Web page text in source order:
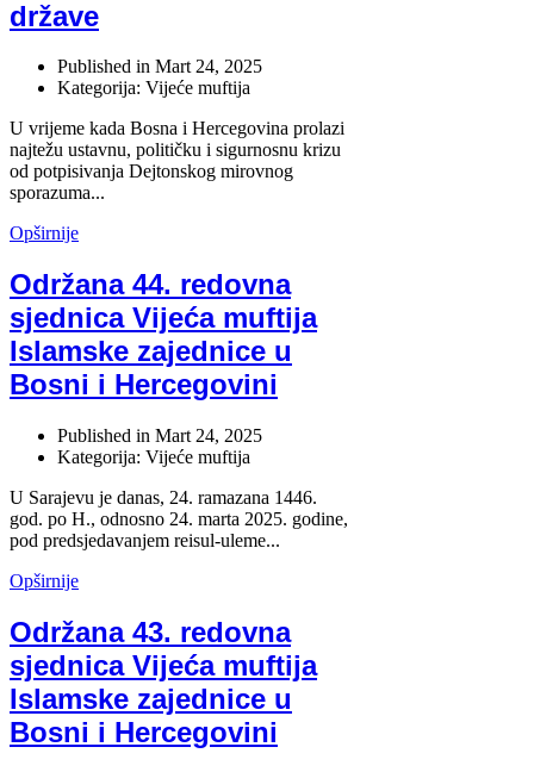
države
Published in Mart 24, 2025
Kategorija: Vijeće muftija
U vrijeme kada Bosna i Hercegovina prolazi
najtežu ustavnu, političku i sigurnosnu krizu
od potpisivanja Dejtonskog mirovnog
sporazuma...
Opširnije
Održana 44. redovna
sjednica Vijeća muftija
Islamske zajednice u
Bosni i Hercegovini
Published in Mart 24, 2025
Kategorija: Vijeće muftija
U Sarajevu je danas, 24. ramazana 1446.
god. po H., odnosno 24. marta 2025. godine,
pod predsjedavanjem reisul-uleme...
Opširnije
Održana 43. redovna
sjednica Vijeća muftija
Islamske zajednice u
Bosni i Hercegovini